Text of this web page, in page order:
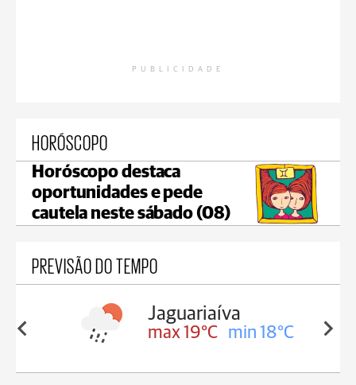
PUBLICIDADE
HORÓSCOPO
Horóscopo destaca
oportunidades e pede
cautela neste sábado (08)
PREVISÃO DO TEMPO
18°C
Tibagi
max 19°C min 18°C